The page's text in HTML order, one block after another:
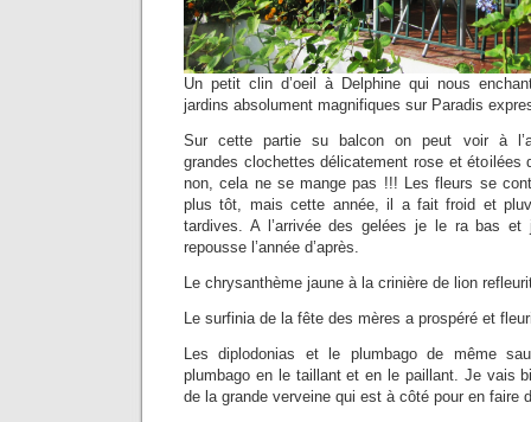
Un petit clin d’oeil à Delphine qui nous
jardins absolument magnifiques sur Paradis
Sur cette partie su balcon on peut voir à
grandes clochettes délicatement rose et étoilées
non, cela ne se mange pas !!! Les fleurs se
plus tôt, mais cette année, il a fait froid et
tardives. A l’arrivée des gelées je le ra bas
repousse l’année d’après.
Le chrysanthème jaune à la crinière de lion
Le surfinia de la fête des mères a prospéré et
Les diplodonias et le plumbago de même
plumbago en le taillant et en le paillant. Je vais
de la grande verveine qui est à côté pour en faire